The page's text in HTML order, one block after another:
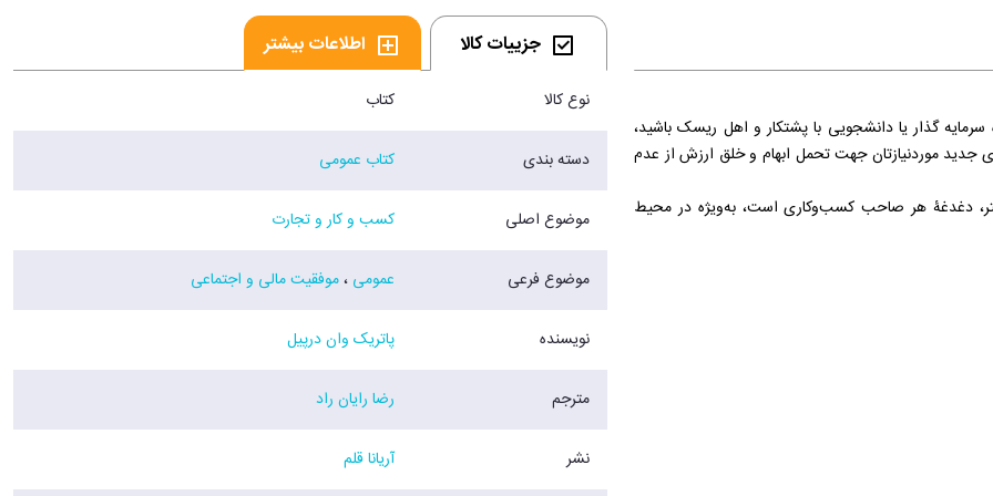
خواه سرمایه‌ گذار یا دانشجویی با پشتکار و اهل ریسک باشید،
جدید موردنیازتان جهت تحمل ابهام و خلق ارزش از عدم
دغدغۀ هر صاحب کسب‌وکاری است، به‌ویژه در محیط
می‌کند و البته، همین شرایط فرصت‌های زیادی نیز پیش
اندیشیدن) اســـت.
جزییات کالا اطلاعات بیشتر
نوع کالا کتاب
دسته بندی کتاب عمومی
موضوع اصلی کسب و کار و تجارت
موضوع فرعی عمومی ،موفقیت مالی و اجتماعی
نویسنده پاتریک وان درپیل
مترجم رضا رایان راد
نشر آریانا قلم